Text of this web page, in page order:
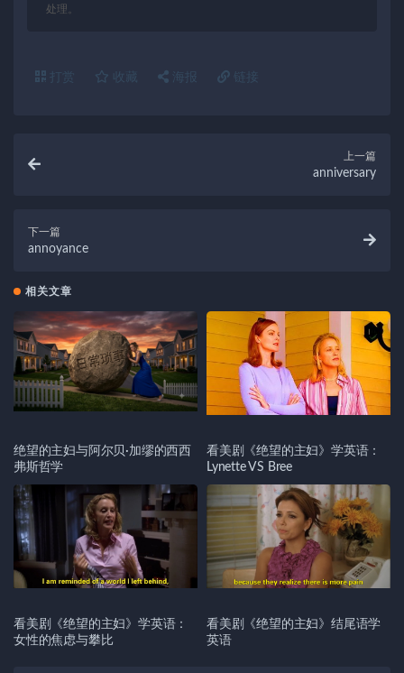
处理。
打赏 收藏 海报 链接
上一篇
anniversary
下一篇
annoyance
相关文章
绝望的主妇与阿尔贝·加缪的西西
弗斯哲学
看美剧《绝望的主妇》学英语：
Lynette VS Bree
看美剧《绝望的主妇》学英语：
女性的焦虑与攀比
看美剧《绝望的主妇》结尾语学
英语